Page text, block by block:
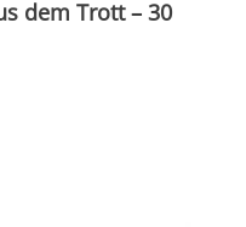
dem Trott – 30